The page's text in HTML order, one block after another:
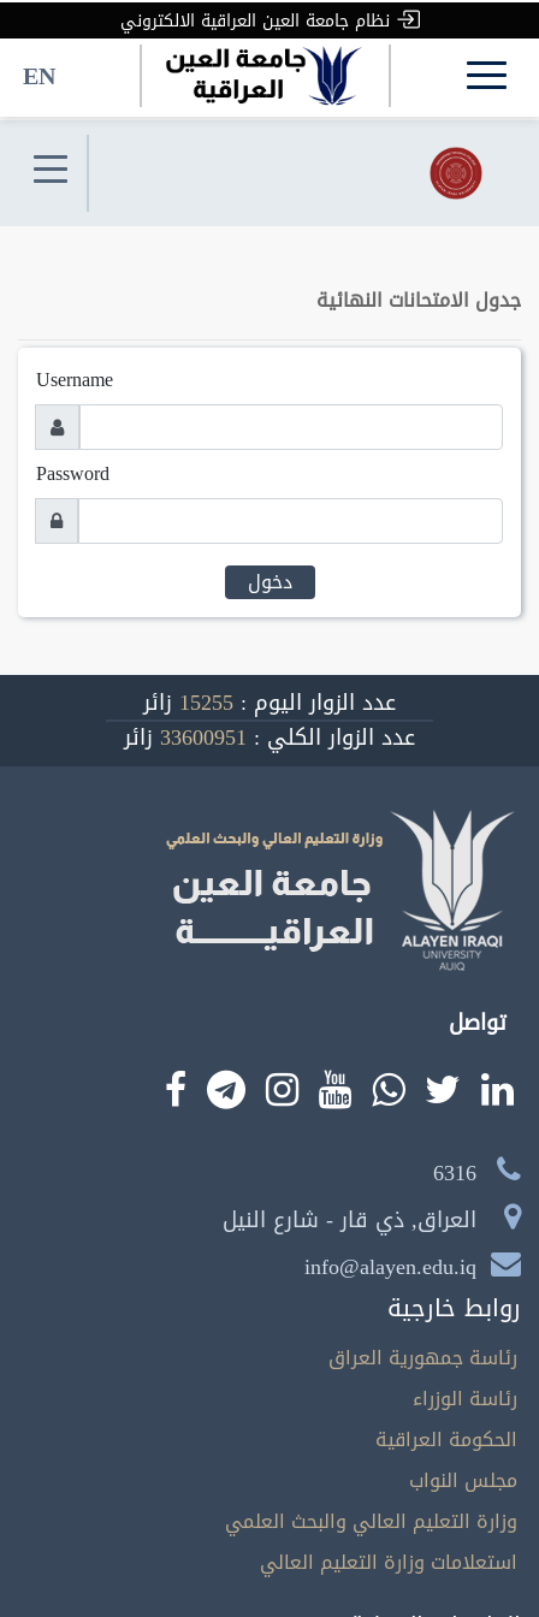
نظام جامعة العين العراقية الالكتروني
EN
جدول الامتحانات النهائية
Username
Password
دخول
عدد الزوار اليوم : 15255 زائر
عدد الزوار الكلي : 33600951 زائر
تواصل
6316
العراق, ذي قار - شارع النيل
info@alayen.edu.iq
روابط خارجية
رئاسة جمهورية العراق
رئاسة الوزراء
الحكومة العراقية
مجلس النواب
وزارة التعليم العالي والبحث العلمي
استعلامات وزارة التعليم العالي